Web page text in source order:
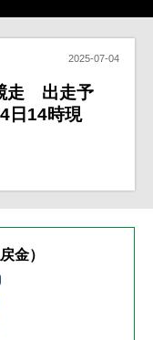
2025-07-04
走 出走予
日14時現
金）